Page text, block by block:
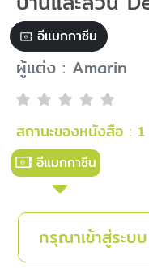
อีแมกกาซีน
ผู้แต่ง : Amarin
สถานะของหนังสือ : 1
อีแมกกาซีน
กรุณาเข้าสู่ระบบ